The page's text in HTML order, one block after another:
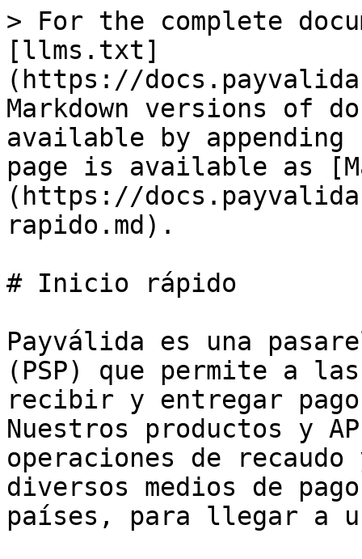
> For the complete
[llms.txt]
(https://
Markdown versions of
available by
page is available as
(https://
rapido.md).
# Inicio rápido
Payválida es una
(PSP) que permite a
recibir y entregar
Nuestros productos y
operaciones de recaudo
diversos medios de
países, para llegar a